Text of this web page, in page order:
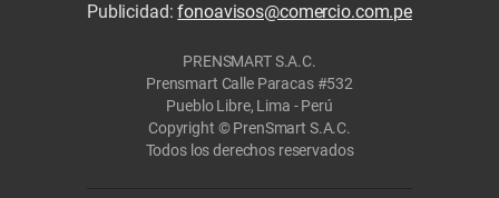
Publicidad:fonoavisos@comercio.com.pe
PRENSMART S.A.C.
Prensmart Calle Paracas #532
Pueblo Libre, Lima - Perú
Copyright © PrenSmart S.A.C.
Todos los derechos reservados